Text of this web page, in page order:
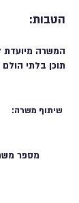
הטבות:
המשרה מיועדת
תוכן בלתי
שיתוף משרה:
מספר